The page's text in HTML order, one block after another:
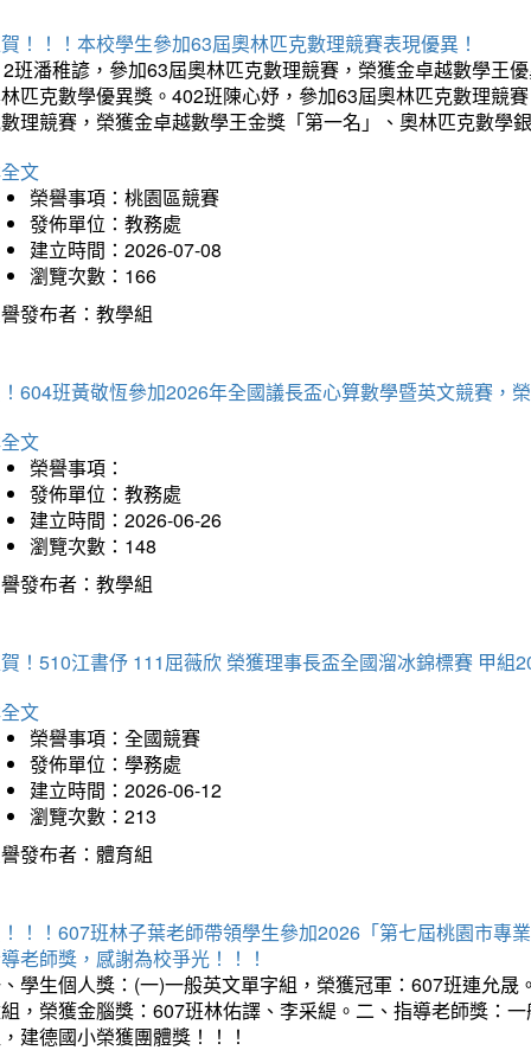
！！！本校學生參加63屆奧林匹克數理競賽表現優異！
班潘稚諺，參加63屆奧林匹克數理競賽，榮獲金卓越數學王
匹克數學優異獎。402班陳心妤，參加63屆奧林匹克數理競
理競賽，榮獲金卓越數學王金獎「第一名」、奧林匹克數學
文
榮譽事項：桃園區競賽
發佈單位：教務處
建立時間：2026-07-08
瀏覽次數：166
發布者：教學組
604班黃敬恆參加2026年全國議長盃心算數學暨英文競賽，
文
榮譽事項：
發佈單位：教務處
建立時間：2026-06-26
瀏覽次數：148
發布者：教學組
！510江書伃 111屈薇欣 榮獲理事長盃全國溜冰錦標賽 甲組
文
榮譽事項：全國競賽
發佈單位：學務處
建立時間：2026-06-12
瀏覽次數：213
發布者：體育組
！！607班林子葉老師帶領學生參加2026「第七屆桃園市專
老師獎，感謝為校爭光！！！
學生個人獎：(一)一般英文單字組，榮獲冠軍：607班連允
，榮獲金腦獎：607班林佑譯、李采緹。二、指導老師獎：
建德國小榮獲團體獎！！！